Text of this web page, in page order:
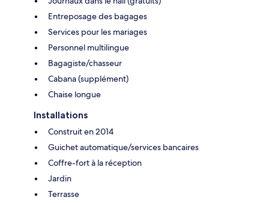
Entreposage des bagages
Services pour les mariages
Personnel multilingue
Bagagiste/chasseur
Cabana (supplément)
Chaise longue
Installations
Construit en 2014
Guichet automatique/services bancaires
Coffre-fort à la réception
Jardin
Terrasse